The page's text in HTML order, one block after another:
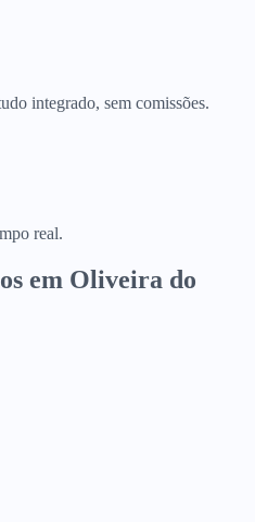
integrado, sem comissões.
real.
em Oliveira do